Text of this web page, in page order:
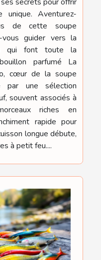
secrets pour offrir
unique. Aventurez-
de cette soupe
vous guider vers la
qui font toute la
parfumé La
cœur de la soupe
par une sélection
souvent associés à
riches en
rapide pour
longue débute,
à petit feu....